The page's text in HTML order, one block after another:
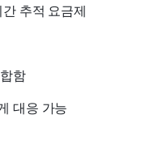
추적 요금제
함
대응 가능